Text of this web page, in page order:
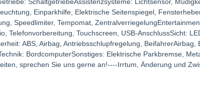
Einparkhilfe, Elektrische Seitenspiegel,
Speedlimiter, Tempomat,
Telefonvorbereitung, Touchscreen, USB-AnschlussSicht:
ABS, Airbag, Antriebsschlupfregelung, BeifahrerAirbag,
BordcomputerSonstiges: Elektrische Parkbremse,
sprechen Sie uns gerne an!----Irrtum, Änderung und